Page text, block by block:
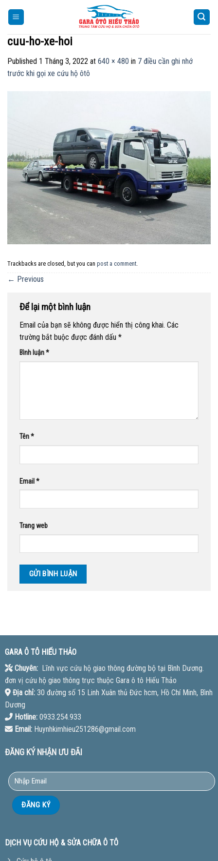
cuu-ho-xe-hoi
Published 1 Tháng 3, 2022 at 640 × 480 in 7 điều cần ghi nhớ
trước khi gọi xe cứu hộ ôtô
Trackbacks are closed, but you can post a comment
← Previous
Để lại một bình luận
Email của bạn sẽ không được hiển thị công khai. Các
trường bắt buộc được đánh dấu *
Bình luận*
Tên*
Email *
Trang web
GARA Ô TÔ HIẾU THẢO
Chuyên:Lĩnh vực cứu hộ giao thông đường bộ tại Bình Dương.
đơn vị cứu hộ giao thông trực thuộc Gara ô tô Hiếu Thảo
Địa chỉ:30 đường số 15 Linh Xuân thủ Đức hcm, Hồ Chí Minh, Bình
Dương
Hotline:0933.254.933
Email:Huynhkimhieu251286@gmail.com
ĐĂNG KÝ NHẬN ƯU ĐÃI
DỊCH VỤ CỨU HỘ & SỬA CHỮA Ô TÔ